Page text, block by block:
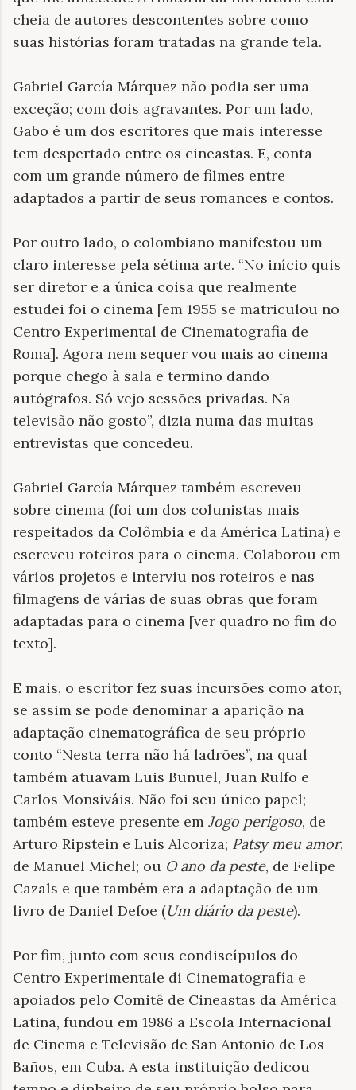
cheia de autores descontentes sobre como
suas histórias foram tratadas na grande tela.
Gabriel García Márquez não podia ser uma
exceção; com dois agravantes. Por um lado,
Gabo é um dos escritores que mais interesse
tem despertado entre os cineastas. E, conta
com um grande número de filmes entre
adaptados a partir de seus romances e contos.
Por outro lado, o colombiano manifestou um
claro interesse pela sétima arte. “No início quis
ser diretor e a única coisa que realmente
estudei foi o cinema [em 1955 se matriculou no
Centro Experimental de Cinematografia de
Roma]. Agora nem sequer vou mais ao cinema
porque chego à sala e termino dando
autógrafos. Só vejo sessões privadas. Na
televisão não gosto”, dizia numa das muitas
entrevistas que concedeu.
Gabriel García Márquez também escreveu
sobre cinema (foi um dos colunistas mais
respeitados da Colômbia e da América Latina) e
escreveu roteiros para o cinema. Colaborou em
vários projetos e interviu nos roteiros e nas
filmagens de várias de suas obras que foram
adaptadas para o cinema [ver quadro no fim do
texto].
E mais, o escritor fez suas incursões como ator,
se assim se pode denominar a aparição na
adaptação cinematográfica de seu próprio
conto “Nesta terra não há ladrões”, na qual
também atuavam Luis Buñuel, Juan Rulfo e
Carlos Monsiváis. Não foi seu único papel;
também esteve presente em Jogo perigoso, de
Arturo Ripstein e Luis Alcoriza; Patsy meu amor,
de Manuel Michel; ou O ano da peste, de Felipe
Cazals e que também era a adaptação de um
livro de Daniel Defoe (Um diário da peste).
Por fim, junto com seus condiscípulos do
Centro Experimentale di Cinematografía e
apoiados pelo Comitê de Cineastas da América
Latina, fundou em 1986 a Escola Internacional
de Cinema e Televisão de San Antonio de Los
Baños, em Cuba. A esta instituição dedicou